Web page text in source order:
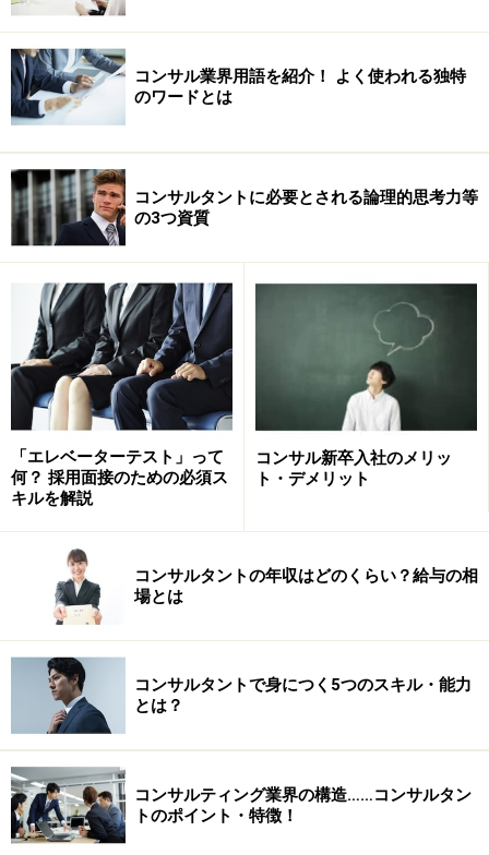
一方、中途の場合、コンサルタント適正はもちろんみま
すが、いままでやってきた具体的なスキルや実績がもの
をいう世界です。ですから、新卒のときに具体的スキル
がなくて、採用されなかった人でも、職務経験をつむこ
とで、「目に見える」能力を手に入れることができま
す。
企業のＩＴは、企業の業務そのものですから、これを理
解して、ＩＴと業務の経験をつむことで、コンサルティ
ング会社入社への梃子にするわけです。
※記事内容は執筆時点のものです。最新の内容をご確認くださ
い。
1/2 次のページへ
コンサル業界用語を紹介！ よく使われる独特
のワードとは
コンサルタントに必要とされる論理的思考力等
の3つ資質
「エレベーターテスト」って
何？ 採用面接のための必須ス
キルを解説
コンサル新卒入社のメリッ
ト・デメリット
コンサルタントの年収はどのくらい？給与の相
場とは
コンサルタントで身につく5つのスキル・能力
とは？
コンサルティング業界の構造……コンサルタン
トのポイント・特徴！